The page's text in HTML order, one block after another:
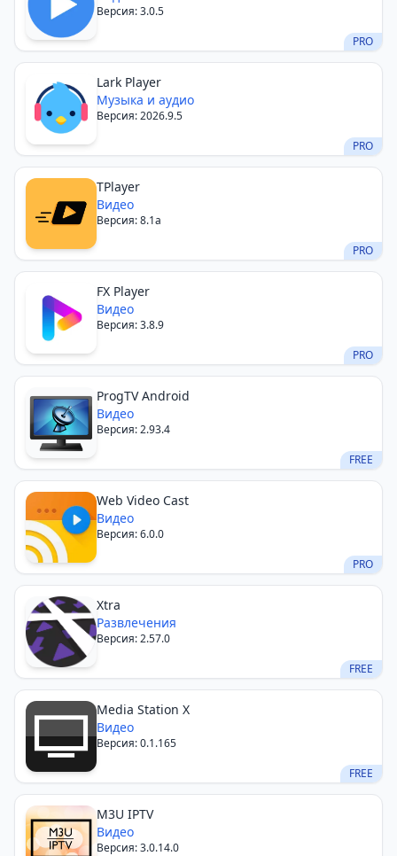
Версия: 3.0.5
PRO
Lark Player
Музыка и аудио
Версия: 2026.9.5
PRO
TPlayer
Видео
Версия: 8.1a
PRO
FX Player
Видео
Версия: 3.8.9
PRO
ProgTV Android
Видео
Версия: 2.93.4
FREE
Web Video Cast
Видео
Версия: 6.0.0
PRO
Xtra
Развлечения
Версия: 2.57.0
FREE
Media Station X
Видео
Версия: 0.1.165
FREE
M3U IPTV
Видео
Версия: 3.0.14.0